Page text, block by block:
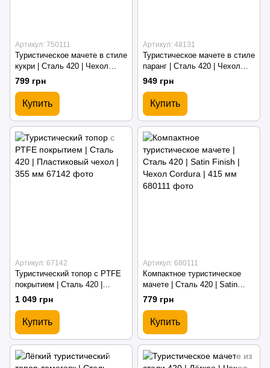
Артикул: 750111
Туристическое мачете в стиле
кукри | Сталь 420 | Чехол
Cordura | 370 мм
799 грн
Купить
Артикул: 48131
Туристическое мачете в стиле
паранг | Сталь 420 | Чехол
Cordura | 495 мм
949 грн
Купить
Артикул: 67142
Туристический топор с PTFE
покрытием | Сталь 420 |
Пластиковый чехол | 355 мм
1 049 грн
Купить
Артикул: 680111
Компактное туристическое
мачете | Сталь 420 | Satin
Finish | Чехол Cordura | 415
779 грн
Купить